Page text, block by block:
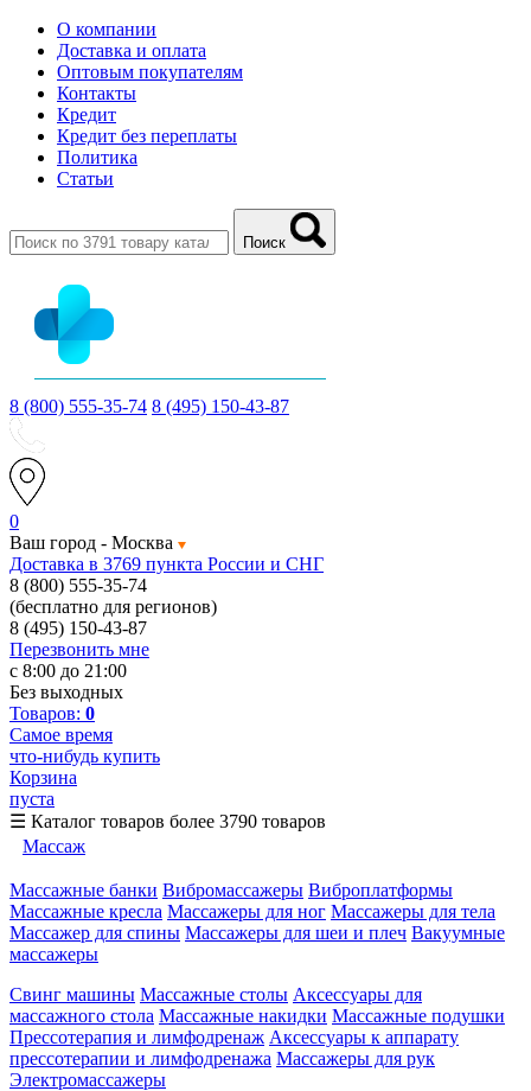
О компании
Доставка и оплата
Оптовым покупателям
Контакты
Кредит
Кредит без переплаты
Политика
Статьи
Поиск
8 (800) 555-35-74 8 (495) 150-43-87
0
Ваш город - Москва
Доставка в 3769 пункта России и СНГ
8 (800) 555-35-74
(бесплатно для регионов)
8 (495) 150-43-87
Перезвонить мне
с 8:00 до 21:00
Без выходных
Товаров: 0
Самое время
что-нибудь купить
Корзина
пуста
☰ Каталог товаров более 3790 товаров
Массаж
Массажные банки Вибромассажеры Виброплатформы
Массажные кресла Массажеры для ног Массажеры для тела
Массажер для спины Массажеры для шеи и плеч Вакуумные
массажеры
Свинг машины Массажные столы Аксессуары для
массажного стола Массажные накидки Массажные подушки
Прессотерапия и лимфодренаж Аксессуары к аппарату
прессотерапии и лимфодренажа Массажеры для рук
Электромассажеры